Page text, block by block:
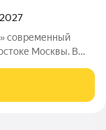
2027
Москвы. В
игровые